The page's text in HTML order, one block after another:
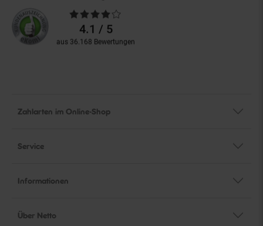
Durchschnittliche
Bewertungen4.1 / 5
aus 36.168 Bewertungen
Zahlarten im Online-Shop
Service
Informationen
Über Netto